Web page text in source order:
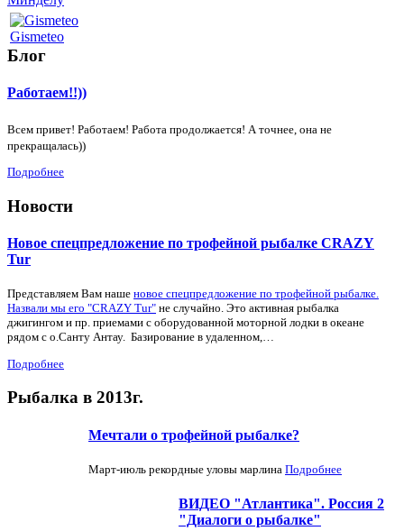
Gismeteo
Блог
Работаем!!))
Всем привет! Работаем! Работа продолжается! А точнее, она не
прекращалась))
Подробнее
Новости
Новое спецпредложение по трофейной рыбалке CRAZY
Tur
Представляем Вам наше новое спецпредложение по трофейной рыбалке.
Назвали мы его "CRAZY Tur" не случайно. Это активная рыбалка
джигингом и пр. приемами с оборудованной моторной лодки в океане
рядом с о.Санту Антау. Базирование в удаленном,…
Подробнее
Рыбалка в 2013г.
Мечтали о трофейной рыбалке?
Март-июль рекордные уловы марлина Подробнее
ВИДЕО "Атлантика". Россия 2
"Диалоги о рыбалке"